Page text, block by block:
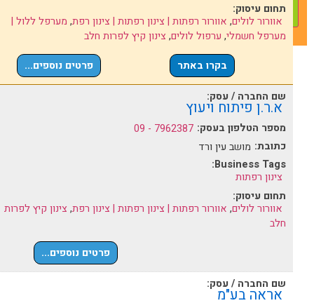
תחום עיסוק:
אוורור לולים,אוורור רפתות | צינון רפתות | צינון רפת,מערפל ללול |
מערפל חשמלי,ערפול לולים,צינון קיץ לפרות חלב
פרטים נוספים...
בקרו באתר
שם החברה / עסק:
א.ר.ן פיתוח ויעוץ
מספר הטלפון בעסק: 7962387 - 09
כתובת: מושב עין ורד
Business Tags:
צינון רפתות
תחום עיסוק:
אוורור לולים,אוורור רפתות | צינון רפתות | צינון רפת,צינון קיץ לפרות
חלב
פרטים נוספים...
שם החברה / עסק:
אראה בע"מ